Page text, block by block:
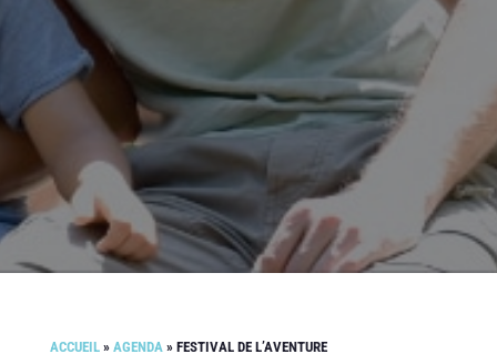
ACCUEIL» AGENDA » FESTIVAL DE L’AVENTURE